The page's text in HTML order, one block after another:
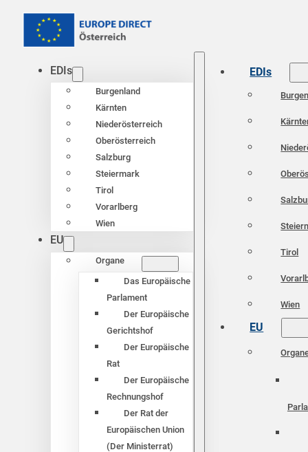
EDIs
Burgenland
Kärnten
Niederösterreich
Oberösterreich
Salzburg
Steiermark
Tirol
Vorarlberg
Wien
EU
Organe
Das Europäische
Parlament
Der Europäische
Gerichtshof
Der Europäische
Rat
Der Europäische
Rechnungshof
Der Rat der
Europäischen Union
(Der Ministerrat)
EDIs
Tirol
Wien
EU